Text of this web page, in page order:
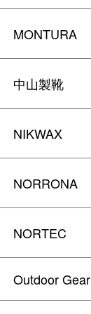
MONTURA
中山製靴
NIKWAX
NORRONA
NORTEC
Outdoor Gear